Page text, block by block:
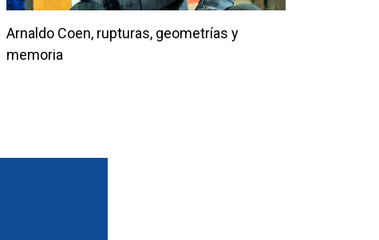
Arnaldo Coen, rupturas, geometrías y
memoria